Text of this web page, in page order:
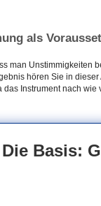
als
man
hören Sie in
das Instrument nach
Die Basis: